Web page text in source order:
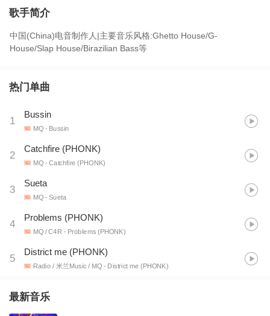
歌手简介
中国(China)电音制作人|主要音乐风格:Ghetto House/G-
House/Slap House/Birazilian Bass等
热门单曲
1
Bussin
MQ- Bussin
2
Catchfire (PHONK)
MQ- Catchfire (PHONK)
3
Sueta
MQ- Sueta
4
Problems (PHONK)
MQ / C4R - Problems (PHONK)
5
District me (PHONK)
Radio / 米兰Music / MQ - District me (PHONK)
最新音乐